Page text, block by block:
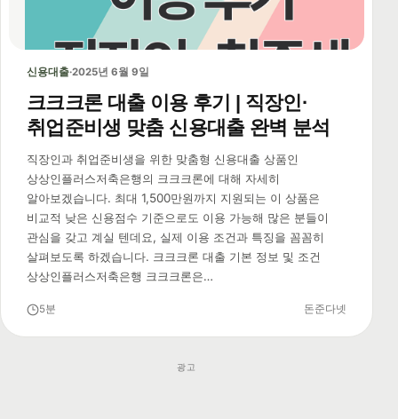
신용대출·2025년 6월 9일
크크크론 대출 이용 후기 | 직장인·
취업준비생 맞춤 신용대출 완벽 분석
직장인과 취업준비생을 위한 맞춤형 신용대출 상품인
상상인플러스저축은행의 크크크론에 대해 자세히
알아보겠습니다. 최대 1,500만원까지 지원되는 이 상품은
비교적 낮은 신용점수 기준으로도 이용 가능해 많은 분들이
관심을 갖고 계실 텐데요, 실제 이용 조건과 특징을 꼼꼼히
살펴보도록 하겠습니다. 크크크론 대출 기본 정보 및 조건
상상인플러스저축은행 크크크론은…
5분 돈준다넷
광고